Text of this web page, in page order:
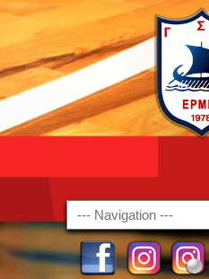
Navigation